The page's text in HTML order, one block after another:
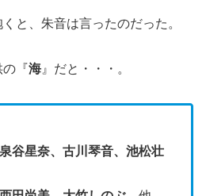
と、朱音は言ったのだった。
の『海 』だと・・・。
谷星奈、古川琴音、池松壮